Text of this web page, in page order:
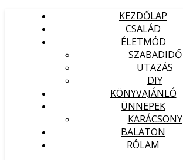
KEZDŐLAP
CSALÁD
ÉLETMÓD
SZABADIDŐ
UTAZÁS
DIY
KÖNYVAJÁNLÓ
ÜNNEPEK
KARÁCSONY
BALATON
RÓLAM